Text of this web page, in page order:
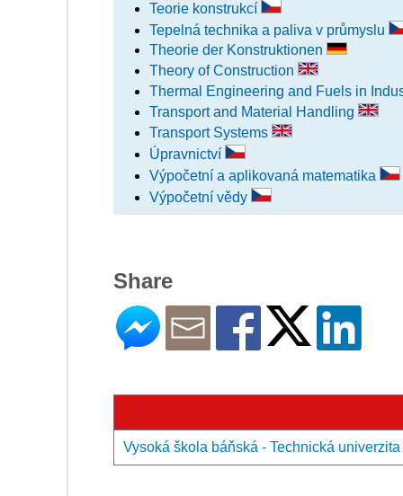
Teorie konstrukcí
Tepelná technika a paliva v průmyslu
Theorie der Konstruktionen
Theory of Construction
Thermal Engineering and Fuels in
Transport and Material Handling
Transport Systems
Úpravnictví
Výpočetní a aplikovaná matematika
Výpočetní vědy
Share
Vysoká škola báňská - Technická univerzita